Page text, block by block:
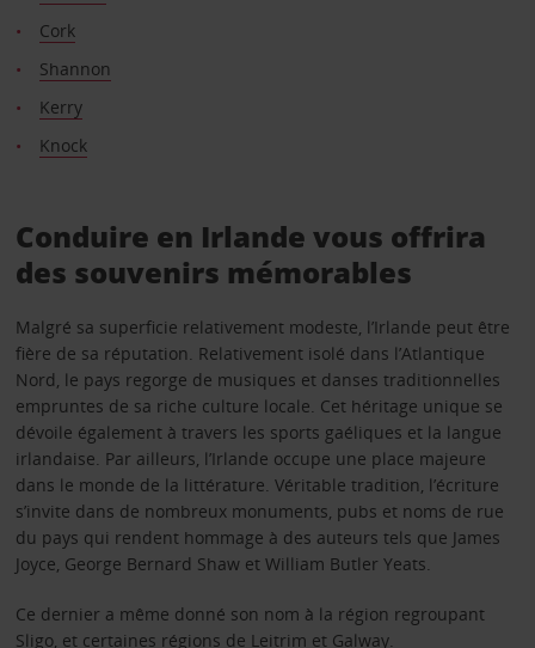
Cork
Shannon
Kerry
Knock
Conduire en Irlande vous offrira
des souvenirs mémorables
Malgré sa superficie relativement modeste, l’Irlande peut être
fière de sa réputation. Relativement isolé dans l’Atlantique
Nord, le pays regorge de musiques et danses traditionnelles
empruntes de sa riche culture locale. Cet héritage unique se
dévoile également à travers les sports gaéliques et la langue
irlandaise. Par ailleurs, l’Irlande occupe une place majeure
dans le monde de la littérature. Véritable tradition, l’écriture
s’invite dans de nombreux monuments, pubs et noms de rue
du pays qui rendent hommage à des auteurs tels que James
Joyce, George Bernard Shaw et William Butler Yeats.
Ce dernier a même donné son nom à la région regroupant
Sligo, et certaines régions de Leitrim et Galway.